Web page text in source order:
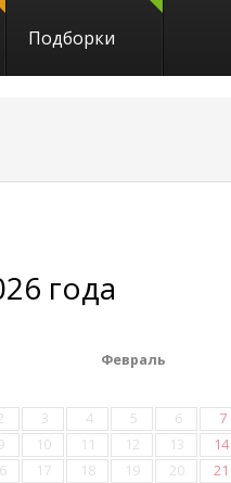
Подборки
года
Февраль
3 4 5 6 7
10 11 12 13 14
17 18 19 20 21